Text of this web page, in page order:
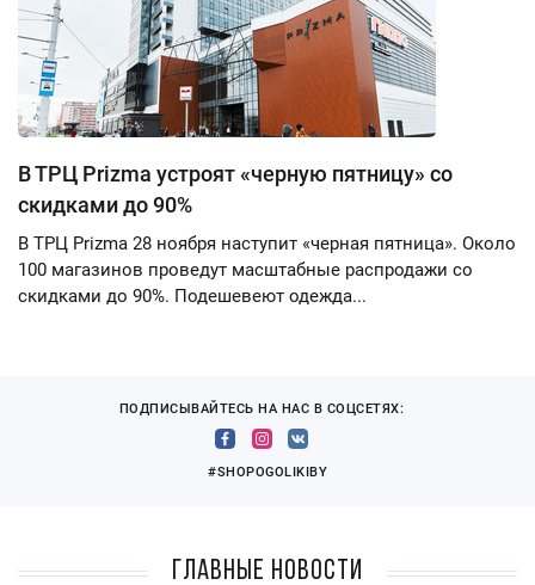
В ТРЦ Prizma устроят «черную пятницу» со
скидками до 90%
В ТРЦ Prizma 28 ноября наступит «черная пятница». Около
100 магазинов проведут масштабные распродажи со
скидками до 90%. Подешевеют одежда...
ПОДПИСЫВАЙТЕСЬ НА НАС В СОЦСЕТЯХ:
#SHOPOGOLIKIBY
Главные новости